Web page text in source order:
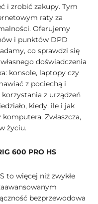
i zrobić zakupy. Tym
raty za
Oferujemy
i punktów DPD
co sprawdzi się
doświadczenia
konsole, laptopy czy
z pociechą i
z urządzeń
kiedy, ile i jak
Zwłaszcza,
życiu.
600 PRO HS
to więcej niż zwykłe
bezprzewodowa